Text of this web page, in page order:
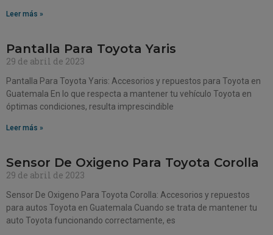
Leer más »
Pantalla Para Toyota Yaris
29 de abril de 2023
Pantalla Para Toyota Yaris: Accesorios y repuestos para Toyota en
Guatemala En lo que respecta a mantener tu vehículo Toyota en
óptimas condiciones, resulta imprescindible
Leer más »
Sensor De Oxigeno Para Toyota Corolla
29 de abril de 2023
Sensor De Oxigeno Para Toyota Corolla: Accesorios y repuestos
para autos Toyota en Guatemala Cuando se trata de mantener tu
auto Toyota funcionando correctamente, es